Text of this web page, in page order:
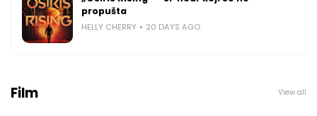
propušta
HELLY CHERRY 20 DAYS AGO
Film View all